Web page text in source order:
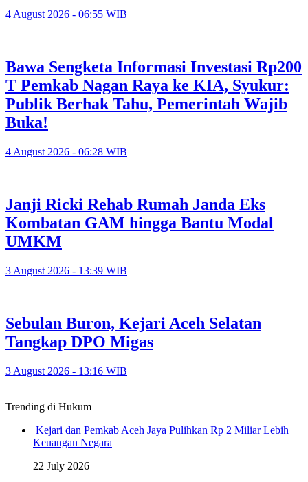
4 August 2026 - 06:55 WIB
Bawa Sengketa Informasi Investasi Rp200
T Pemkab Nagan Raya ke KIA, Syukur:
Publik Berhak Tahu, Pemerintah Wajib
Buka!
4 August 2026 - 06:28 WIB
Janji Ricki Rehab Rumah Janda Eks
Kombatan GAM hingga Bantu Modal
UMKM
3 August 2026 - 13:39 WIB
Sebulan Buron, Kejari Aceh Selatan
Tangkap DPO Migas
3 August 2026 - 13:16 WIB
Trending di Hukum
Kejari dan Pemkab Aceh Jaya Pulihkan Rp 2 Miliar Lebih
Keuangan Negara
22 July 2026